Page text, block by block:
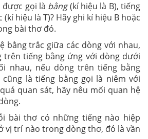
gọi là bằng(kí hiệu là B), tiếng
hiệu là T)? Hãy ghi kí hiệu B hoặc
bài thơ đó.
bằng trắc giữa các dòng với nhau,
trên tiếng bằng ứng với dòng dưới
nhau, nếu dòng trên tiếng bằng
là tiếng bằng gọi là niêm với
quan sát, hãy nêu mối quan hệ
bài thơ có những tiếng nào hiệp
vị trí nào trong dòng thơ, đó là vần